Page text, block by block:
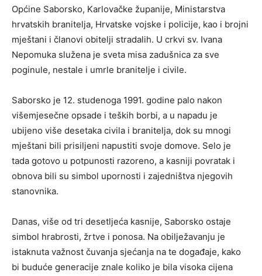
Općine Saborsko, Karlovačke županije, Ministarstva
hrvatskih branitelja, Hrvatske vojske i policije, kao i brojni
mještani i članovi obitelji stradalih. U crkvi sv. Ivana
Nepomuka služena je sveta misa zadušnica za sve
poginule, nestale i umrle branitelje i civile.
Saborsko je 12. studenoga 1991. godine palo nakon
višemjesečne opsade i teških borbi, a u napadu je
ubijeno više desetaka civila i branitelja, dok su mnogi
mještani bili prisiljeni napustiti svoje domove. Selo je
tada gotovo u potpunosti razoreno, a kasniji povratak i
obnova bili su simbol upornosti i zajedništva njegovih
stanovnika.
Danas, više od tri desetljeća kasnije, Saborsko ostaje
simbol hrabrosti, žrtve i ponosa. Na obilježavanju je
istaknuta važnost čuvanja sjećanja na te događaje, kako
bi buduće generacije znale koliko je bila visoka cijena